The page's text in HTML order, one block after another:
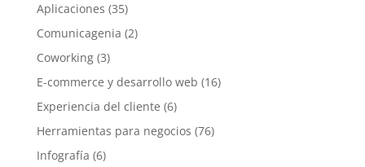
Aplicaciones (35)
Comunicagenia (2)
Coworking(3)
E-commerce y desarrollo web (16)
Experiencia del cliente (6)
Herramientas para negocios (76)
Infografía (6)